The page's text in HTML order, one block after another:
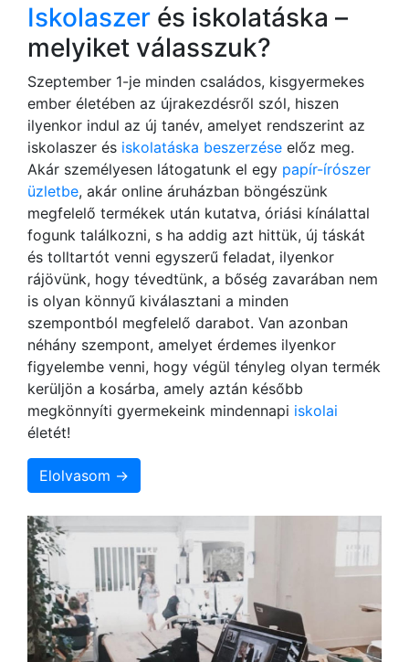
Iskolaszer és iskolatáska –
melyiket válasszuk?
Szeptember 1-je minden családos, kisgyermekes
ember életében az újrakezdésről szól, hiszen
ilyenkor indul az új tanév, amelyet rendszerint az
iskolaszer és iskolatáska beszerzése előz meg.
Akár személyesen látogatunk el egy papír-írószer
üzletbe, akár online áruházban böngészünk
megfelelő termékek után kutatva, óriási kínálattal
fogunk találkozni, s ha addig azt hittük, új táskát
és tolltartót venni egyszerű feladat, ilyenkor
rájövünk, hogy tévedtünk, a bőség zavarában nem
is olyan könnyű kiválasztani a minden
szempontból megfelelő darabot. Van azonban
néhány szempont, amelyet érdemes ilyenkor
figyelembe venni, hogy végül tényleg olyan termék
kerüljön a kosárba, amely aztán később
megkönnyíti gyermekeink mindennapi iskolai
életét!
Elolvasom →